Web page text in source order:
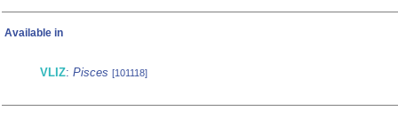
Available in
VLIZ: Pisces [101118]